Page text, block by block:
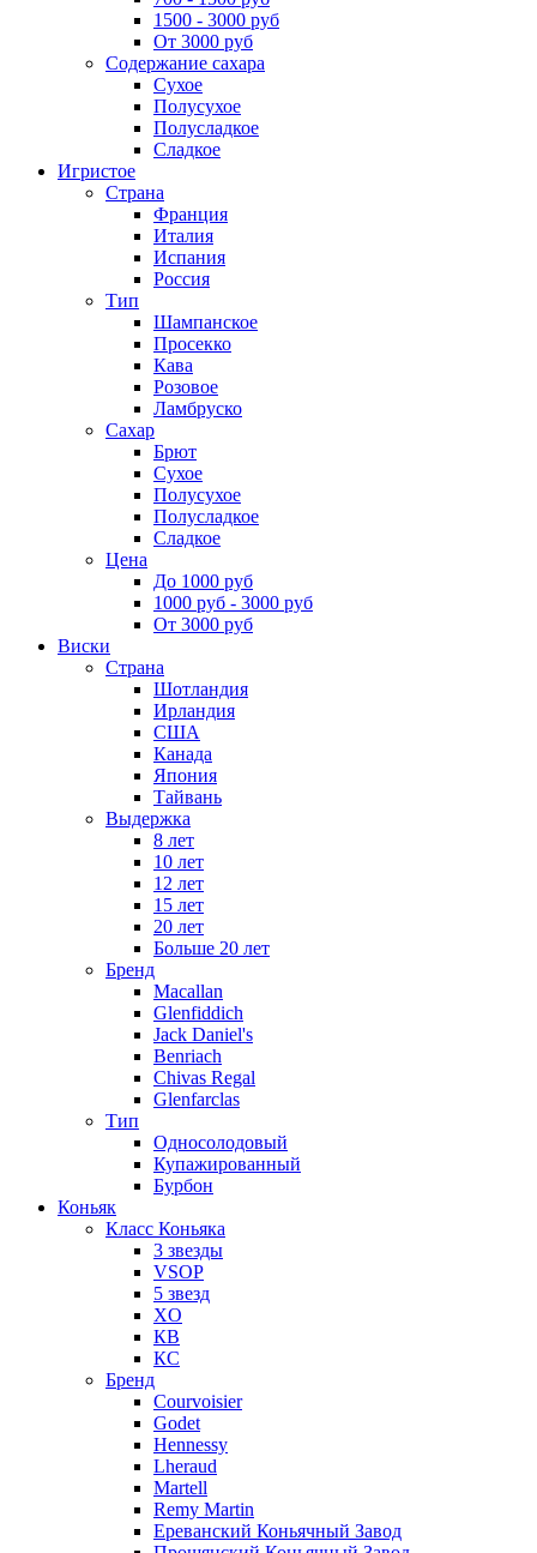
1500 - 3000 руб
От 3000 руб
Содержание сахара
Сухое
Полусухое
Полусладкое
Сладкое
Игристое
Страна
Франция
Италия
Испания
Россия
Тип
Шампанское
Просекко
Кава
Розовое
Ламбруско
Сахар
Брют
Сухое
Полусухое
Полусладкое
Сладкое
Цена
До 1000 руб
1000 руб - 3000 руб
От 3000 руб
Виски
Страна
Шотландия
Ирландия
США
Канада
Япония
Тайвань
Выдержка
8 лет
10 лет
12 лет
15 лет
20 лет
Больше 20 лет
Бренд
Macallan
Glenfiddich
Jack Daniel's
Benriach
Chivas Regal
Glenfarclas
Тип
Односолодовый
Купажированный
Бурбон
Коньяк
Класс Коньяка
3 звезды
VSOP
5 звезд
XO
КВ
КС
Бренд
Courvoisier
Godet
Hennessy
Lheraud
Martell
Remy Martin
Ереванский Коньячный Завод